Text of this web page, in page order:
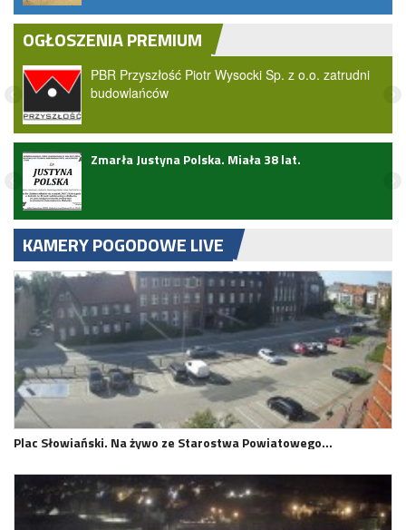
OGŁOSZENIA PREMIUM
PBR Przyszłość Piotr Wysocki Sp. z o.o. zatrudni
budowlańców
Zmarła Justyna Polska. Miała 38 lat.
KAMERY POGODOWE LIVE
Plac Słowiański. Na żywo ze Starostwa Powiatowego…